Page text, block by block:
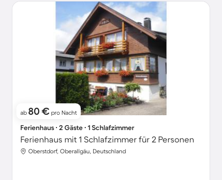
ab 80 € pro Nacht
Ferienhaus ∙ 2 Gäste ∙ 1 Schlafzimmer
Ferienhaus mit 1 Schlafzimmer für 2 Personen
Oberstdorf, Oberallgäu, Deutschland